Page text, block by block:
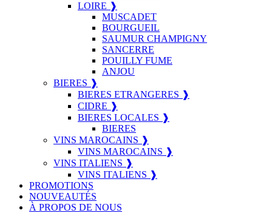
LOIRE ❱
MUSCADET
BOURGUEIL
SAUMUR CHAMPIGNY
SANCERRE
POUILLY FUME
ANJOU
BIERES ❱
BIERES ETRANGERES ❱
CIDRE ❱
BIERES LOCALES ❱
BIERES
VINS MAROCAINS ❱
VINS MAROCAINS ❱
VINS ITALIENS ❱
VINS ITALIENS ❱
PROMOTIONS
NOUVEAUTÉS
À PROPOS DE NOUS